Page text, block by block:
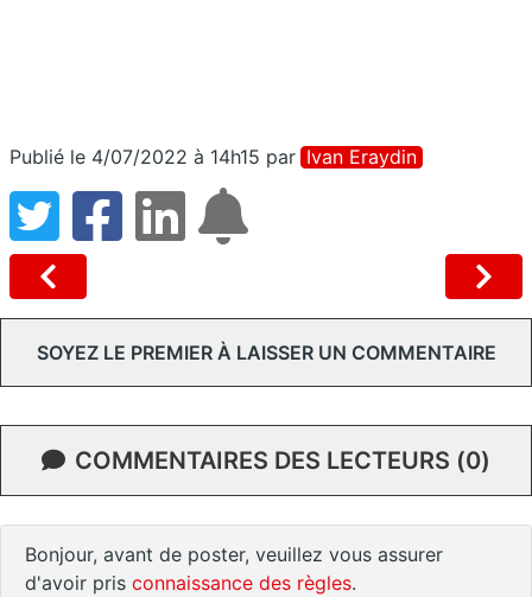
Publié le 4/07/2022 à 14h15 par Ivan Eraydin
SOYEZ LE PREMIER À LAISSER UN COMMENTAIRE
COMMENTAIRES DES LECTEURS (0)
Bonjour, avant de poster, veuillez vous assurer
d'avoir pris connaissance des règles.